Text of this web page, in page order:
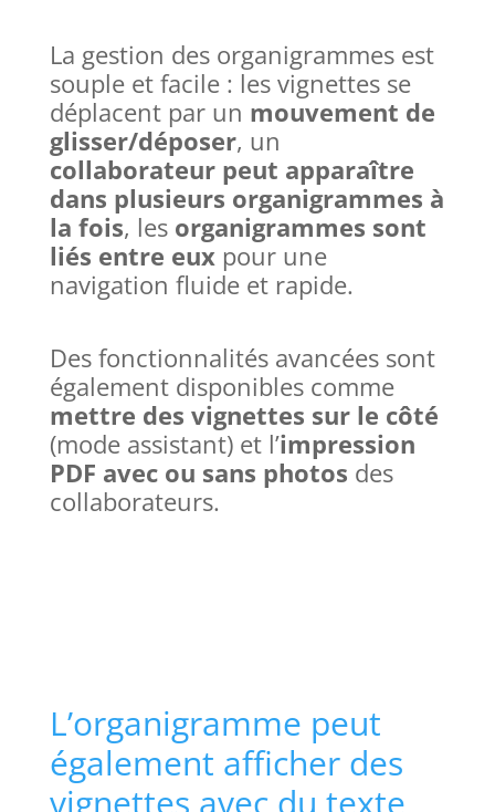
La gestion des organigrammes est
souple et facile : les vignettes se
déplacent par un mouvement de
glisser/déposer, un
collaborateur peut apparaître
dans plusieurs organigrammes à
la fois, les organigrammes sont
liés entre euxpour une
navigation fluide et rapide.
Des fonctionnalités avancées sont
également disponibles comme
mettre des vignettes sur le côté
(mode assistant) et l’impression
PDF avec ou sans photos des
collaborateurs.
L’organigramme peut
également afficher des
vignettes avec du texte